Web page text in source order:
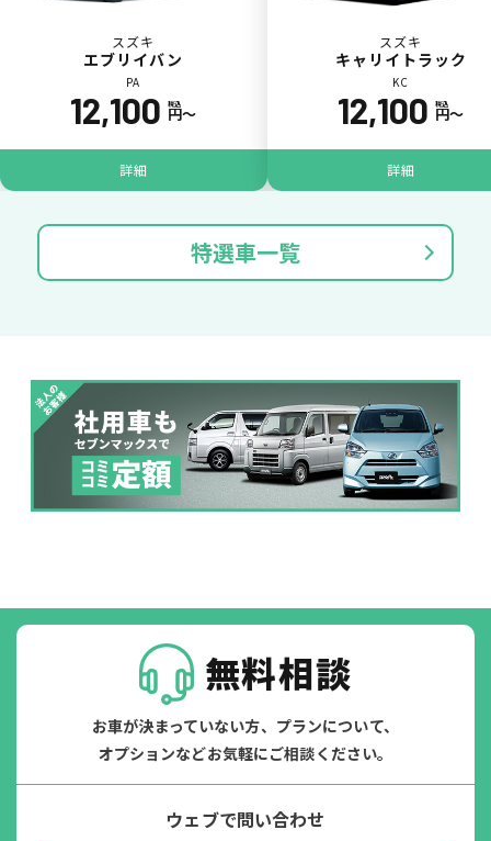
パンク ガラス破損
落書き
いたずら
バンパー
破損
※たすカッターをご利用頂く場合、免責金額が１回あたり5,000円
掛かります。
スズキ
エブリイバン
PA
12,100 税込
円〜
詳細
スズキ
キャリイトラック
KC
12,100 税込
円〜
詳細
特選車一覧
無料相談
お車が決まっていない方、プランについて、
オプションなどお気軽にご相談ください。
ウェブで問い合わせ